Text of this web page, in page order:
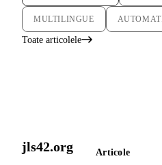
MULTILINGUE
Toate articolele
jls42.org Articole